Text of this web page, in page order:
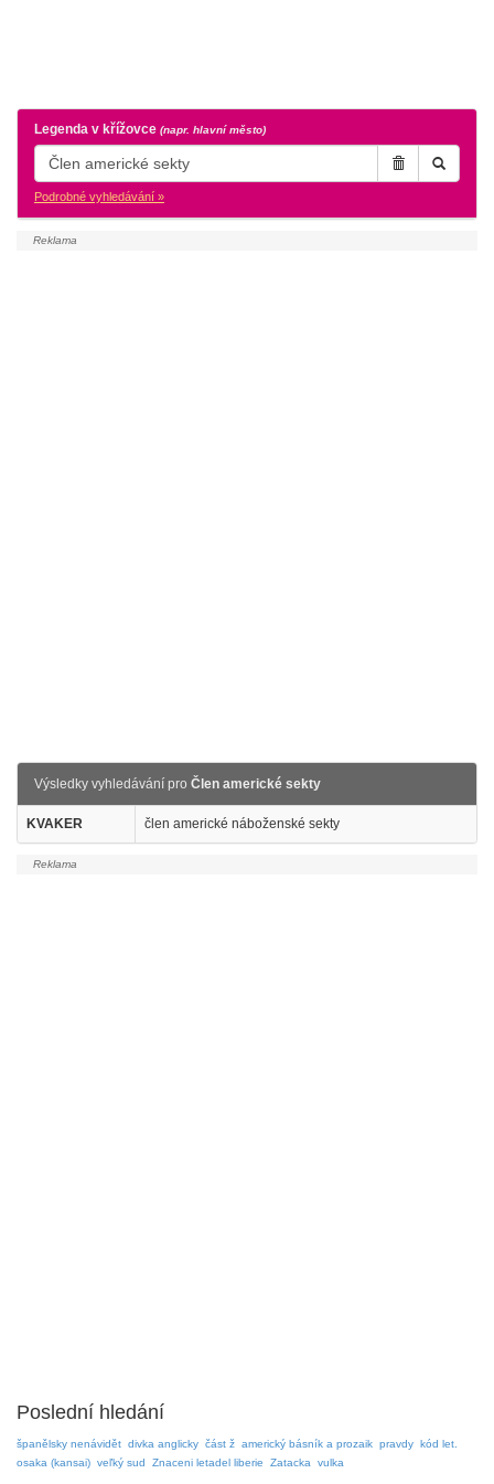
Legenda v křížovce (napr. hlavní město)
Podrobné vyhledávání »
Výsledky vyhledávání pro Člen americké sekty
KVAKER člen americké náboženské sekty
Poslední hledání
španělsky nenávidět divka anglicky část ž americký básník a prozaik pravdy kód let.
osaka (kansai) veľký sud Znaceni letadel liberie Zatacka vulka